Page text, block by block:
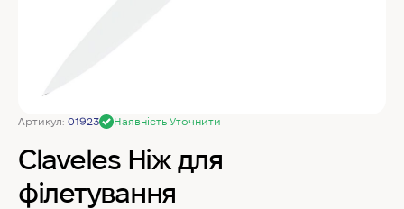
Robot Coupe Овочерізка CL 50 24440
Артикул: 01923 Наявність Уточнити
Claveles Ніж для
філетування